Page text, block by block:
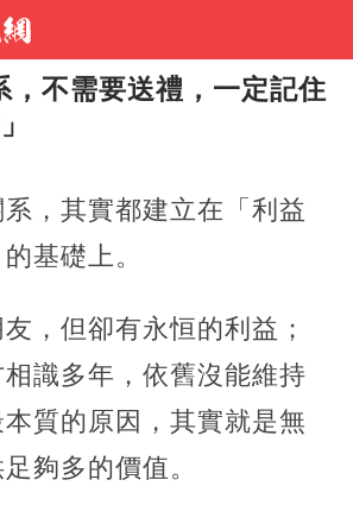
，不需要送禮，一定記住
，其實都建立在「利益
基礎上。
，但卻有永恒的利益；
識多年，依舊沒能維持
質的原因，其實就是無
夠多的價值。